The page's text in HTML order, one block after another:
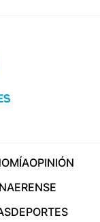
OPINIÓN
DEPORTES